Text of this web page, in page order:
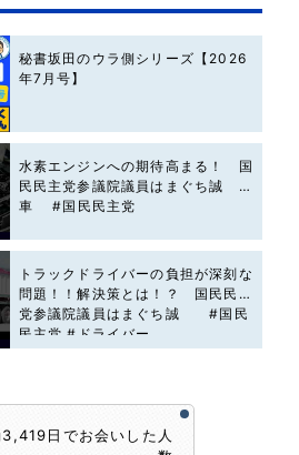
秘書坂田のウラ側シリーズ【2026
年7月号】
水素エンジンへの期待高まる！ 国
民民主党参議院議員はまぐち誠 #
車 #国民民主党
トラックドライバーの負担が深刻な
問題！！解決策とは！？ 国民民主
党参議院議員はまぐち誠 #国民
民主党 #ドライバー
日でお会いした人